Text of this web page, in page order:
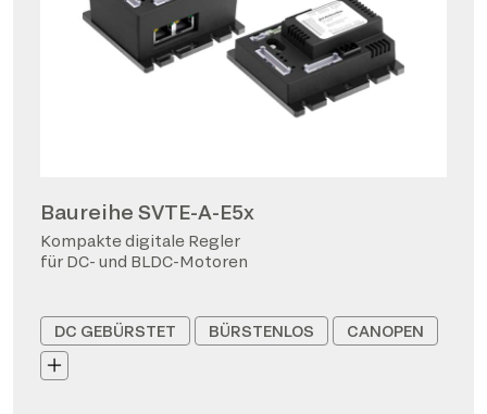
Baureihe SVTE-A-E5x
Kompakte digitale Regler
für DC- und BLDC-Motoren
DC GEBÜRSTET BÜRSTENLOS CANOPEN